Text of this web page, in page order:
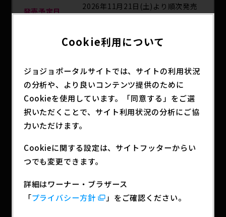
発売予定日
2026年11月21日(土)より順次発売
予定
アニメ「ジョジョの奇妙な冒険」シリーズ歴代の宿
敵達がMASTERLISEシリーズで勢ぞろい!!
各キャラクターの印象的なポージングを切り取り、
立体化しました！
細部の造形までこだわり抜かれた、コレクション必
須のフィギュアラインナップです!!
Cookie利用について
ジョジョポータルサイトでは、サイトの利用状況
の分析や、より良いコンテンツ提供のために
Cookieを使用しています。「同意する」をご選
択いただくことで、サイト利用状況の分析にご協
力いただけます。
Cookieに関する設定は、サイトフッターからい
つでも変更できます。
詳細はワーナー・ブラザース
「プライバシー方針 」をご確認ください。